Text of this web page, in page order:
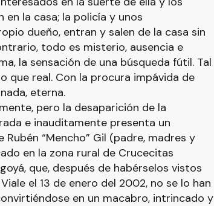
en la casa; la policía y unos
dueño, entran y salen de la casa sin
todo es misterio, ausencia e
la sensación de una búsqueda fútil. Tal
que real. Con la procura impávida de
eterna.
pero la desaparición de la
e inauditamente presenta un
“Mencho” Gil (padre, madres y
en la zona rural de Crucecitas
que, después de habérselos vistos
el 13 de enero del 2002, no se lo han
en un macabro, intrincado y